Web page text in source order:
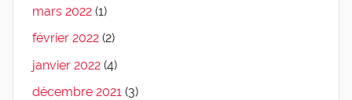
mars 2022 (1)
février 2022 (2)
janvier 2022 (4)
décembre 2021 (3)